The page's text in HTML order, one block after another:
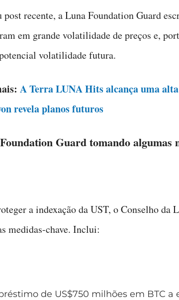
post recente, a Luna Foundation Guard
em grande volatilidade de preços e,
volatilidade futura.
A Terra LUNA Hits alcança uma
revela planos futuros
Guard tomando algumas
a indexação da UST, o Conselho da
medidas-chave. Inclui:
de US$750 milhões em BTC